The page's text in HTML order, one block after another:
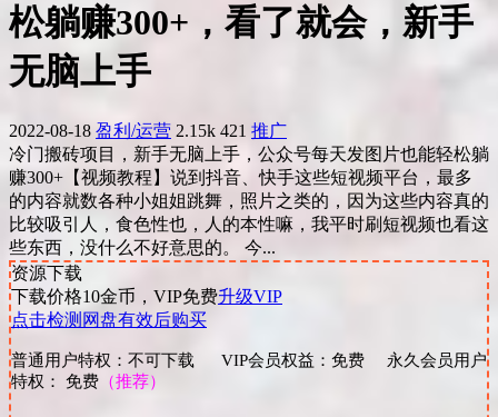
松躺赚300+，看了就会，新手
无脑上手
2022-08-18 盈利/运营 2.15k 421 推广
冷门搬砖项目，新手无脑上手，公众号每天发图片也能轻松躺
赚300+【视频教程】说到抖音、快手这些短视频平台，最多
的内容就数各种小姐姐跳舞，照片之类的，因为这些内容真的
比较吸引人，食色性也，人的本性嘛，我平时刷短视频也看这
些东西，没什么不好意思的。 今...
资源下载
下载价格10金币，VIP免费升级VIP
点击检测网盘有效后购买
普通用户特权：不可下载 VIP会员权益：免费 永久会员用户
特权： 免费 （推荐）